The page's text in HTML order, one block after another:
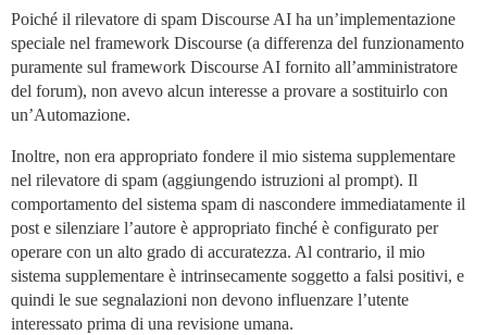
Poiché il rilevatore di spam Discourse AI ha un’implementazione
speciale nel framework Discourse (a differenza del funzionamento
puramente sul framework Discourse AI fornito all’amministratore
del forum), non avevo alcun interesse a provare a sostituirlo con
un’Automazione.
Inoltre, non era appropriato fondere il mio sistema supplementare
nel rilevatore di spam (aggiungendo istruzioni al prompt). Il
comportamento del sistema spam di nascondere immediatamente il
post e silenziare l’autore è appropriato finché è configurato per
operare con un alto grado di accuratezza. Al contrario, il mio
sistema supplementare è intrinsecamente soggetto a falsi positivi, e
quindi le sue segnalazioni non devono influenzare l’utente
interessato prima di una revisione umana.